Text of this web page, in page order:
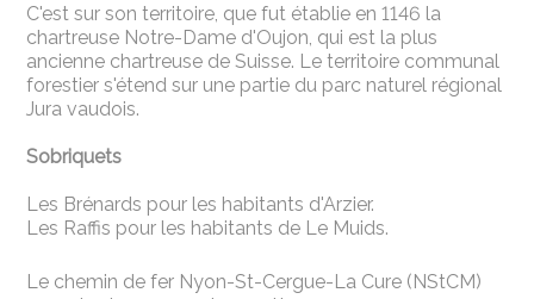
C'est sur son territoire, que fut établie en 1146 la
chartreuse Notre-Dame d'Oujon, qui est la plus
ancienne chartreuse de Suisse. Le territoire communal
forestier s'étend sur une partie du parc naturel régional
Jura vaudois.
Sobriquets
Les Brénards pour les habitants d'Arzier.
Les Raffis pour les habitants de Le Muids.
Le chemin de fer Nyon-St-Cergue-La Cure (NStCM)